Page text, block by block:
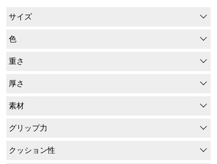
サイズ
色
重さ
厚さ
素材
グリップ力
クッション性